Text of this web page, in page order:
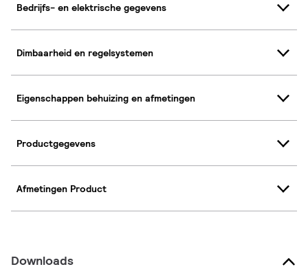
Bedrijfs- en elektrische gegevens
Dimbaarheid en regelsystemen
Eigenschappen behuizing en afmetingen
Productgegevens
Afmetingen Product
Downloads